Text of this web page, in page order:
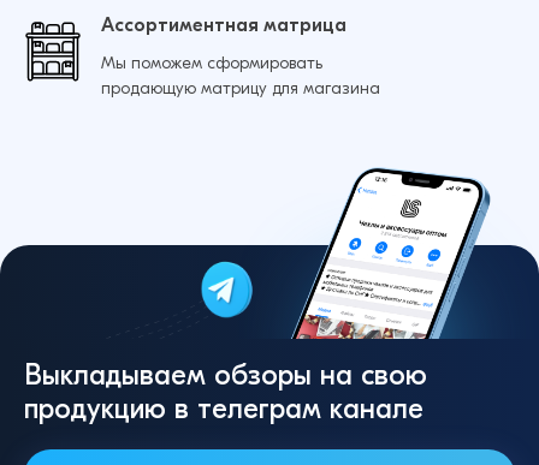
Ассортиментная матрица
Мы поможем сформировать
продающую матрицу для магазина
Выкладываем обзоры на свою
продукцию в телеграм канале